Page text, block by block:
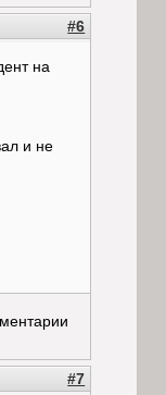
#6
на
и не
#7